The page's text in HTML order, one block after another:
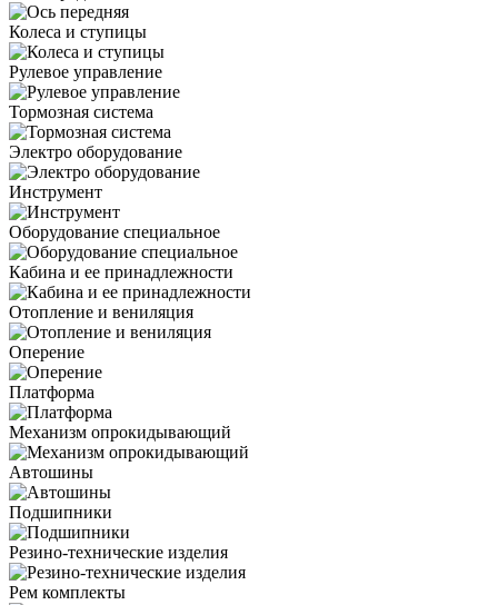
Колеса и ступицы
Рулевое управление
Тормозная система
Электро оборудование
Инструмент
Оборудование специальное
Кабина и ее принадлежности
Отопление и вениляция
Оперение
Платформа
Механизм опрокидывающий
Автошины
Подшипники
Резино-технические изделия
Рем комплекты